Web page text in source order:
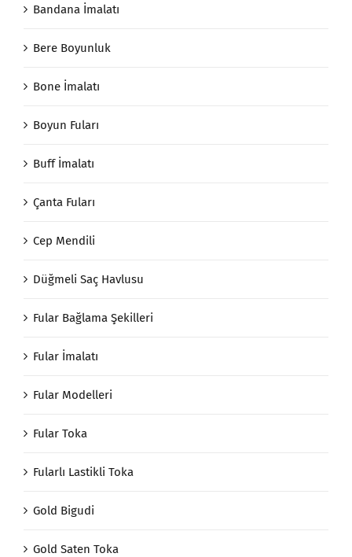
Bandana İmalatı
Bere Boyunluk
Bone İmalatı
Boyun Fuları
Buff İmalatı
Çanta Fuları
Cep Mendili
Düğmeli Saç Havlusu
Fular Bağlama Şekilleri
Fular İmalatı
Fular Modelleri
Fular Toka
Fularlı Lastikli Toka
Gold Bigudi
Gold Saten Toka